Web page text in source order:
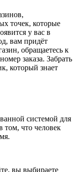
точек, которые
у вас в
вам придёт
обращаетесь к
заказа. Забрать
который знает
системой для
том, что человек
вы выбираете